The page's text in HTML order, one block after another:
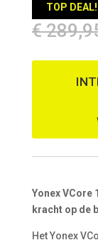
TOP DEAL!
€
Yonex VCore
kracht op de
Het Yonex